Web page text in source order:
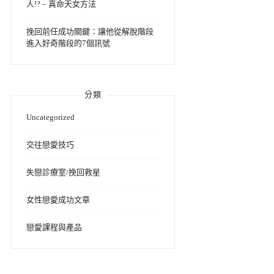
人!? – 真命天女方法
挽回前任成功關鍵：讓他從解脫階段
進入好奇階段的7個訊號
分類
Uncategorized
交往戀愛技巧
失戀診療室/挽回救星
女性戀愛成功文章
戀愛課程與產品